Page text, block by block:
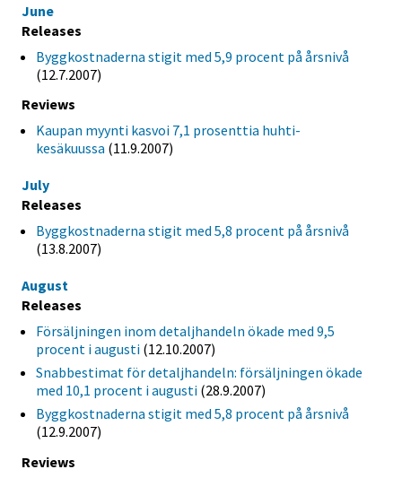
June
Releases
Byggkostnaderna stigit med 5,9 procent på årsnivå
(12.7.2007)
Reviews
Kaupan myynti kasvoi 7,1 prosenttia huhti-
kesäkuussa (11.9.2007)
July
Releases
Byggkostnaderna stigit med 5,8 procent på årsnivå
(13.8.2007)
August
Releases
Försäljningen inom detaljhandeln ökade med 9,5
procent i augusti (12.10.2007)
Snabbestimat för detaljhandeln: försäljningen ökade
med 10,1 procent i augusti (28.9.2007)
Byggkostnaderna stigit med 5,8 procent på årsnivå
(12.9.2007)
Reviews